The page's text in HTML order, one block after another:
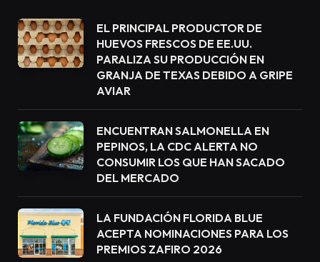
EL PRINCIPAL PRODUCTOR DE
HUEVOS FRESCOS DE EE.UU.
PARALIZA SU PRODUCCIÓN EN
GRANJA DE TEXAS DEBIDO A GRIPE
AVIAR
ENCUENTRAN SALMONELLA EN
PEPINOS, LA CDC ALERTA NO
CONSUMIR LOS QUE HAN SACADO
DEL MERCADO
LA FUNDACIÓN FLORIDA BLUE
ACEPTA NOMINACIONES PARA LOS
PREMIOS ZAFIRO 2026